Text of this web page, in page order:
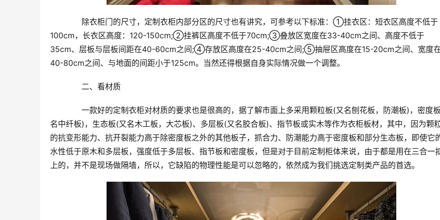
除衣柜门的尺寸，定制衣柜内部分区的尺寸也有讲究，可参考以下标准：①挂衣区：短衣区高度不低于
100cm，长衣区高度：120-150cm;②挂裤区高度不低于70cm;③叠放区宽度在33-40cm之间、高度不低于
35cm、层板与层板间距在40-60cm之间;④存放区高度在25-40cm之间;⑤抽屉区高度在15-20cm之间、宽度
40-80cm之间、与地面的间距小于125cm。当然还得根据自身实际情况做一个调整。
二、看材质
一款好的定制衣柜对材质的要求也是很高的，据了解市面上多采用颗粒板(又名刨花板，防潮板)，密度
名中纤板)，生态板(又名木工板，大芯板)、多层板(又名胶合板)、指节板或实木等作为衣柜板材，其中，因为颗
的抗变形能力、抗开裂能力高于除密度板之外的其他板子，抓合力、防潮能力高于密度板和部分生态板，即使它
水性低于原木和多层板，强度低于多层板、指节板和密度板，但是对于目前定制柜体来说，由于都是用在三合一
上的，并不是现场做隔墙，所以，它缺陷的物理性能是可以忽略的，依然成为我们挑选定制类产品的首选。